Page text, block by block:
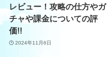
レビュー！攻略の仕方やガ
チャや課金についての評
価!!
2024年11月6日